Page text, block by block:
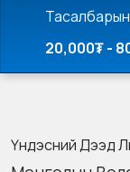
20,000₮ -
Үндэсний Дээд